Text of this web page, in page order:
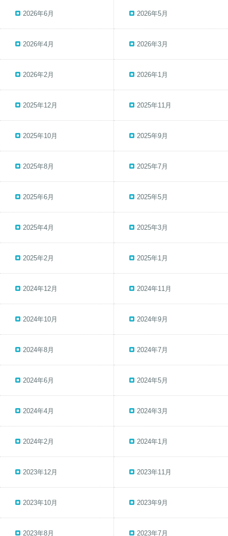
2026年6月 2026年5月
2026年4月 2026年3月
2026年2月 2026年1月
2025年12月 2025年11月
2025年10月 2025年9月
2025年8月 2025年7月
2025年6月 2025年5月
2025年4月 2025年3月
2025年2月 2025年1月
2024年12月 2024年11月
2024年10月 2024年9月
2024年8月 2024年7月
2024年6月 2024年5月
2024年4月 2024年3月
2024年2月 2024年1月
2023年12月 2023年11月
2023年10月 2023年9月
2023年8月 2023年7月